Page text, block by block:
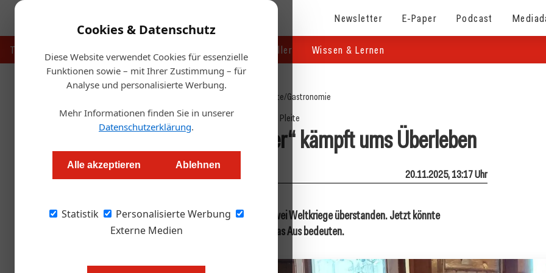
Cookies & Datenschutz
Diese Website verwendet Cookies für essenzielle
Funktionen sowie – mit Ihrer Zustimmung – für
Analyse und personalisierte Werbung.
Mehr Informationen finden Sie in unserer
Datenschutzerklärung.
Alle akzeptieren Ablehnen
Statistik
Personalisierte Werbung
Externe Medien
Newsletter E-Paper Podcast
Touristik Handel & Hersteller Wissen & Lernen
Startseite/Gastronomie
Pleite
Gasthaus „Brandstetter“ kämpft ums Überleben
Redaktion.OEGZ 20.11.2025, 13:17 Uhr
Der Betrieb in der Hernalser Hauptstraße hat zwei Weltkriege überstanden. Jetzt könnte
ausgerechnet eine Pandemie und ihre Folgen das Aus bedeuten.